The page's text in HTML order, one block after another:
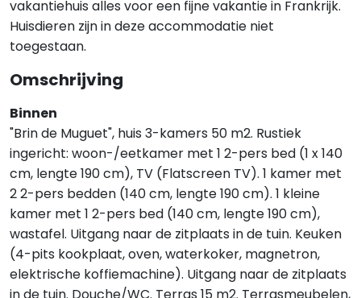
vakantiehuis alles voor een fijne vakantie in Frankrijk.
Huisdieren zijn in deze accommodatie niet
toegestaan.
Omschrijving
Binnen
"Brin de Muguet", huis 3-kamers 50 m2. Rustiek
ingericht: woon-/eetkamer met 1 2-pers bed (1 x 140
cm, lengte 190 cm), TV (Flatscreen TV). 1 kamer met
2 2-pers bedden (140 cm, lengte 190 cm). 1 kleine
kamer met 1 2-pers bed (140 cm, lengte 190 cm),
wastafel. Uitgang naar de zitplaats in de tuin. Keuken
(4-pits kookplaat, oven, waterkoker, magnetron,
elektrische koffiemachine). Uitgang naar de zitplaats